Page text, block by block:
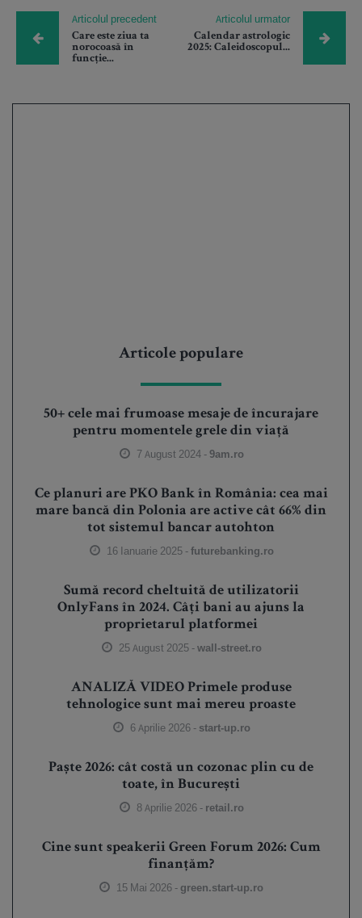
Articolul precedent
Care este ziua ta
norocoasă în
funcție...
Articolul urmator
Calendar astrologic
2025: Caleidoscopul...
Articole populare
50+ cele mai frumoase mesaje de încurajare
pentru momentele grele din viață
7 August 2024 -9am.ro
Ce planuri are PKO Bank în România: cea mai
mare bancă din Polonia are active cât 66% din
tot sistemul bancar autohton
16 Ianuarie 2025 -futurebanking.ro
Sumă record cheltuită de utilizatorii
OnlyFans în 2024. Câți bani au ajuns la
proprietarul platformei
25 August 2025 -wall-street.ro
ANALIZĂ VIDEO Primele produse
tehnologice sunt mai mereu proaste
6 Aprilie 2026 - start-up.ro
Paște 2026: cât costă un cozonac plin cu de
toate, în București
8 Aprilie 2026 - retail.ro
Cine sunt speakerii Green Forum 2026: Cum
finanțăm?
15 Mai 2026 - green.start-up.ro